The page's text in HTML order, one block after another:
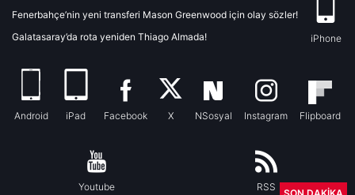
Fenerbahçe’nin yeni transferi Mason Greenwood için olay sözler!
Galatasaray’da rota yeniden Thiago Almada!
iPhone
Android iPad Facebook X NSosyal Instagram Flipboard
Youtube RSS